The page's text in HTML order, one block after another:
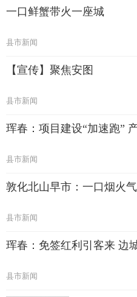
一口鲜蟹带火一座城
县市新闻
【宣传】聚焦安图
县市新闻
珲春：项目建设“加速跑”
县市新闻
敦化北山早市：一口烟火
县市新闻
珲春：免签红利引客来 边
县市新闻